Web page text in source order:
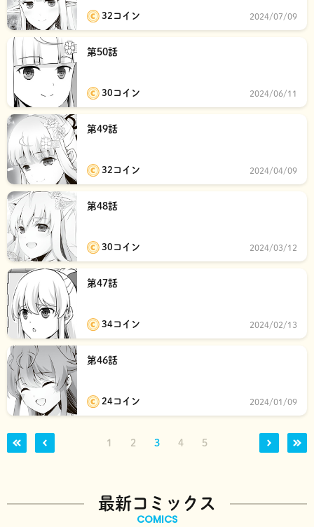
32コイン 2024/07/09
第50話
30コイン 2024/06/11
第49話
32コイン 2024/04/09
第48話
30コイン 2024/03/12
第47話
34コイン 2024/02/13
第46話
24コイン 2024/01/09
1 2 3 4 5
最新コミックス
COMICS